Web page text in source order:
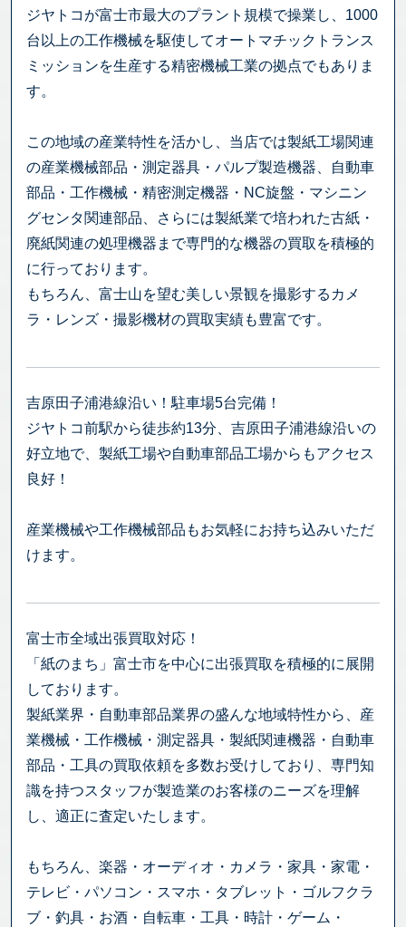
ジヤトコが富士市最大のプラント規模で操業し、1000
台以上の工作機械を駆使してオートマチックトランス
ミッションを生産する精密機械工業の拠点でもありま
す。
この地域の産業特性を活かし、当店では製紙工場関連
の産業機械部品・測定器具・パルプ製造機器、自動車
部品・工作機械・精密測定機器・NC旋盤・マシニン
グセンタ関連部品、さらには製紙業で培われた古紙・
廃紙関連の処理機器まで専門的な機器の買取を積極的
に行っております。
もちろん、富士山を望む美しい景観を撮影するカメ
ラ・レンズ・撮影機材の買取実績も豊富です。
吉原田子浦港線沿い！駐車場5台完備！
ジヤトコ前駅から徒歩約13分、吉原田子浦港線沿いの
好立地で、製紙工場や自動車部品工場からもアクセス
良好！
産業機械や工作機械部品もお気軽にお持ち込みいただ
けます。
富士市全域出張買取対応！
「紙のまち」富士市を中心に出張買取を積極的に展開
しております。
製紙業界・自動車部品業界の盛んな地域特性から、産
業機械・工作機械・測定器具・製紙関連機器・自動車
部品・工具の買取依頼を多数お受けしており、専門知
識を持つスタッフが製造業のお客様のニーズを理解
し、適正に査定いたします。
もちろん、楽器・オーディオ・カメラ・家具・家電・
テレビ・パソコン・スマホ・タブレット・ゴルフクラ
ブ・釣具・お酒・自転車・工具・時計・ゲーム・